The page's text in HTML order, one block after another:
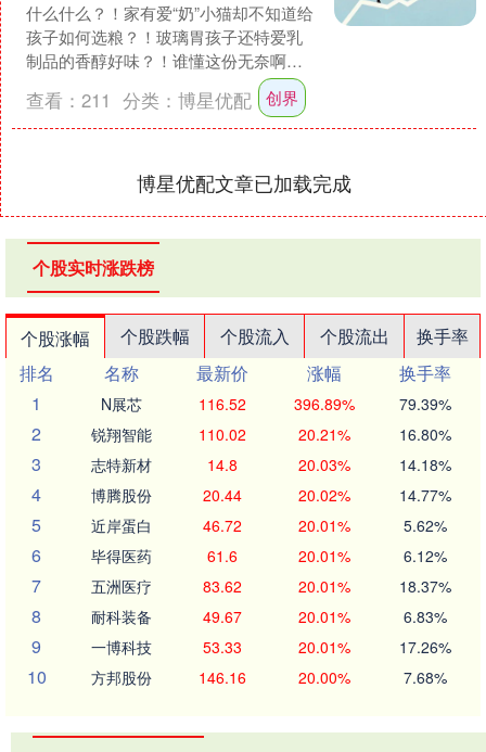
什么什么？！家有爱“奶”小猫却不知道给
孩子如何选粮？！玻璃胃孩子还特爱乳
制品的香醇好味？！谁懂这份无奈啊。
如果你家也是这种情况，别方，给宝贝
试试连续4年天猫宠物....
查看： 211 分类： 博星优配 创界
博星优配文章已加载完成
个股实时涨跌榜
个股涨幅 个股跌幅 个股流入 个股流出
换手率
排名
名称 最新价 涨幅
换手率
1
N展芯 116.52 396.89% 79.39%
2 锐翔智能 110.02 20.21% 16.80%
3 志特新材 14.8 20.03% 14.18%
4 博腾股份 20.44 20.02% 14.77%
5 近岸蛋白 46.72 20.01% 5.62%
6 毕得医药 61.6 20.01% 6.12%
7 五洲医疗 83.62 20.01% 18.37%
8 耐科装备 49.67 20.01% 6.83%
9 一博科技 53.33 20.01% 17.26%
10 方邦股份 146.16 20.00% 7.68%